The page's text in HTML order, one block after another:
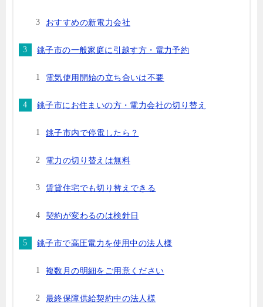
おすすめの新電力会社
銚子市の一般家庭に引越す方・電力予約
電気使用開始の立ち合いは不要
銚子市にお住まいの方・電力会社の切り替え
銚子市内で停電したら？
電力の切り替えは無料
賃貸住宅でも切り替えできる
契約が変わるのは検針日
銚子市で高圧電力を使用中の法人様
複数月の明細をご用意ください
最終保障供給契約中の法人様